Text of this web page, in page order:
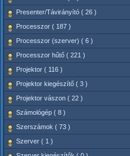
Presenter/Távirányító ( 26 )
Processzor ( 187 )
Processzor (szerver) ( 6 )
Processzor hűtő ( 221 )
Projektor ( 116 )
Projektor kiegészítő ( 3 )
Projektor vászon ( 22 )
Számológép ( 8 )
Szerszámok ( 73 )
Szerver ( 1 )